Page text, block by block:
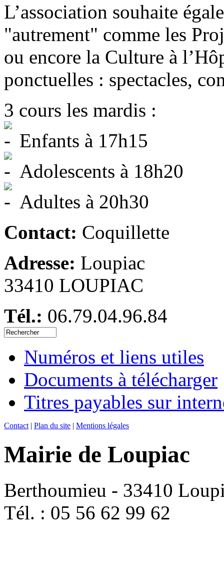
L’association souhaite
"autrement" comme les
ou encore la Culture à
ponctuelles : spectacles,
3 cours les mardis :
Enfants à 17h15
Adolescents à 18h20
Adultes à 20h30
Contact: Coquillette
Adresse: Loupiac
33410 LOUPIAC
Tél.: 06.79.04.96.84
Numéros et liens utiles
Documents à télécharger
Titres payables sur
Contact | Plan du site | Mentions légales
Mairie de Loupiac
Berthoumieu - 33410
Tél. : 05 56 62 99 62